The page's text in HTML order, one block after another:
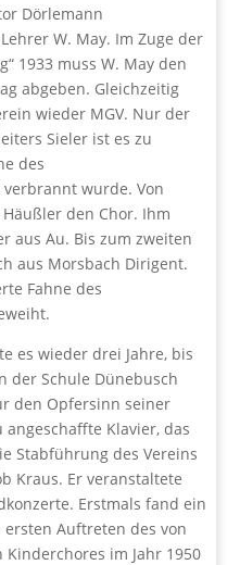
Dörlemann
W. May. Im Zuge der
1933 muss W. May den
abgeben. Gleichzeitig
wieder MGV. Nur der
Sieler ist es zu
des
wurde. Von
den Chor. Ihm
aus Au. Bis zum zweiten
aus Morsbach Dirigent.
Fahne des
es wieder drei Jahre, bis
der Schule Dünebusch
den Opfersinn seiner
Klavier, das
Stabführung des Vereins
Kraus. Er veranstaltete
Erstmals fand ein
Auftreten des von
im Jahr 1950